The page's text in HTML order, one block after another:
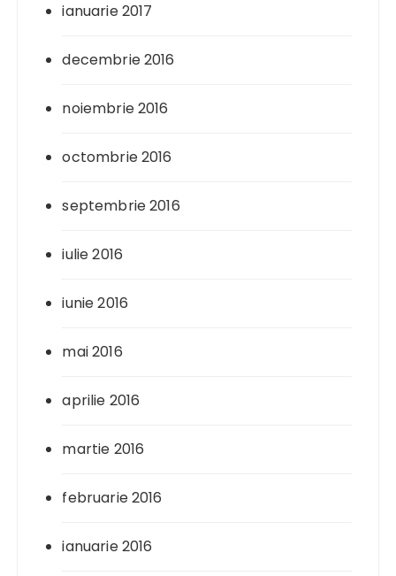
ianuarie 2017
decembrie 2016
noiembrie 2016
octombrie 2016
septembrie 2016
iulie 2016
iunie 2016
mai 2016
aprilie 2016
martie 2016
februarie 2016
ianuarie 2016